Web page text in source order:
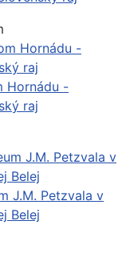
Hornádu -
raj
J.M. Petzvala v
Belej